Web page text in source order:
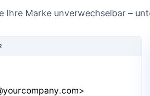
Ihre Marke unverwechselbar –